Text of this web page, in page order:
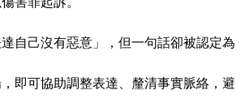
自己沒有惡意」， 但一句話卻被認定為
即可協助調整表達、釐清事實脈絡，避